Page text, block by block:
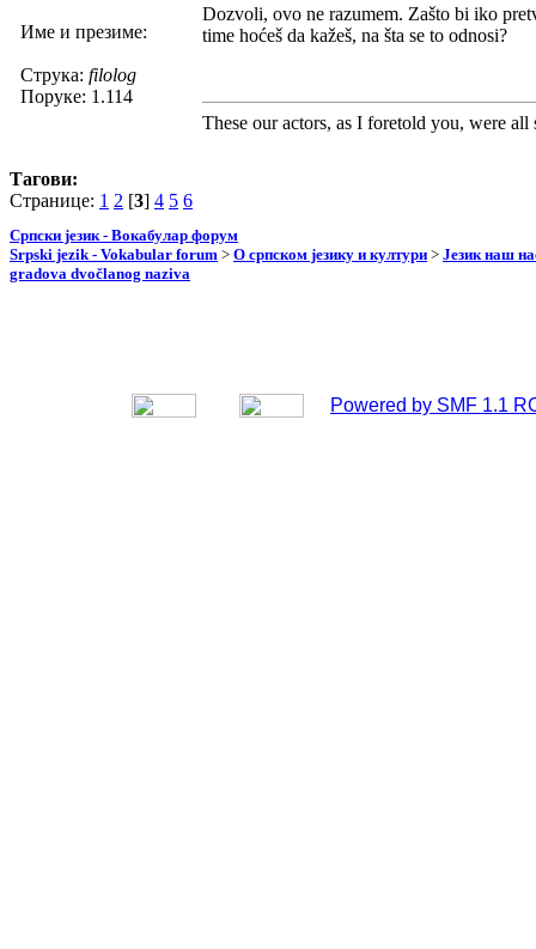
Име и презиме:
Струка: filolog
Поруке: 1.114
Dozvoli, ovo ne razumem. Zašto bi iko
time hoćeš da kažeš, na šta se to odnosi?
These our actors, as I foretold you, were
Тагови:
Странице: 1 2 [3] 4 5 6
Српски језик - Вокабулар форум
Srpski jezik - Vokabular forum > О српском језику и култури > Језик наш
gradova dvočlanog naziva
Powered by SMF 1.1